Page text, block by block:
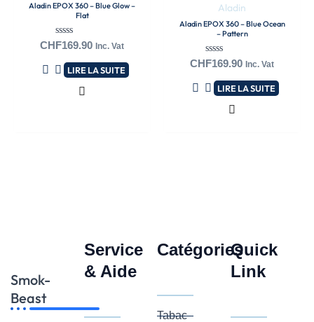
Aladin EPOX 360 – Blue Glow –
Flat
Note
sur
5
CHF169.90 Inc. Vat
LIRE LA SUITE
Aladin
Aladin EPOX 360 – Blue Ocean
– Pattern
Note
sur
5
CHF169.90 Inc. Vat
LIRE LA SUITE
Smok-
Beast
Service
& Aide
Catégories
Tabac
Quick
Link